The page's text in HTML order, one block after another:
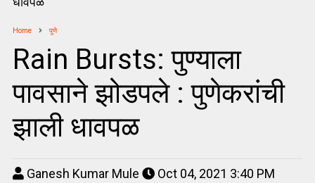
Home पुणे
Rain Bursts: पुण्याला
पावसाने झोडपले : पुणेकरांची
झाली धावपळ
Ganesh Kumar Mule
Oct 04, 2021 3:40 PM